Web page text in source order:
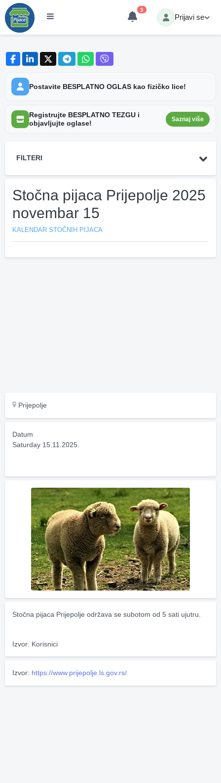
3
Prijavi se
Postavite BESPLATNO OGLAS kao fizičko lice!
Registrujte BESPLATNO TEZGU i
objavljujte oglase!
Saznaj više
FILTERI
Stočna pijaca Prijepolje 2025
novembar 15
KALENDAR STOČNIH PIJACA
Prijepolje
Datum
Saturday 15.11.2025.
Stočna pijaca Prijepolje održava se subotom od 5 sati ujutru.
Izvor: Korisnici
Izvor: https://www.prijepolje.ls.gov.rs/